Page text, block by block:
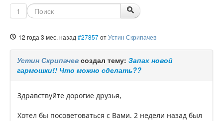
1
12 года 3 мес. назад #27857отУстин Скрипачев
Устин Скрипачев создал тему: Запах новой
гармошки!! Что можно сделать??
Здравствуйте дорогие друзья,
Хотел бы посоветоваться с Вами. 2 недели назад был